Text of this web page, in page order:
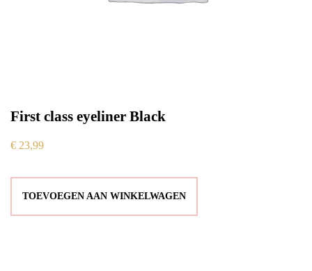
First class eyeliner Black
€ 23,99
TOEVOEGEN AAN WINKELWAGEN